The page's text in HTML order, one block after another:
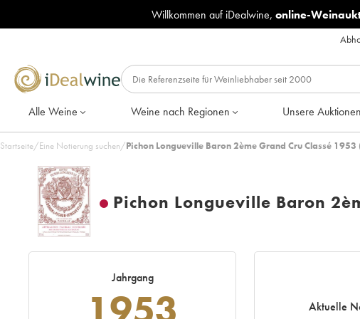
Willkommen auf iDealwine, online-
Alle Weine Weine nach Regionen Unsere Auktionen
Startseite/Eine Notierung suchen/Pichon Longueville Baron 2ème Grand Cru Classé 1953
Pichon Longueville Baron
Jahrgang
Aktuelle